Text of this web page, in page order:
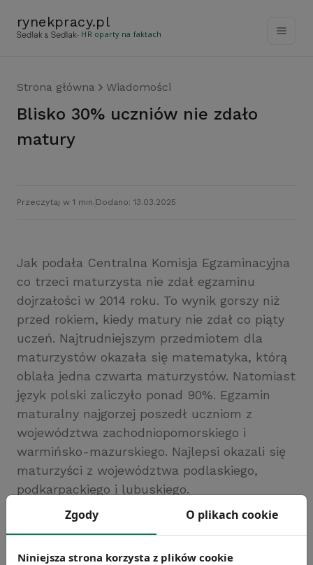
rynekpracy.pl
- HR oparty na faktach
Strona główna Wiadomości
Blisko 30% uczniów nie zdało
matury
Przeczytaj w 1 min. Dodano: 13.03.2025
Jak podała Centralna Komisja Egzaminacyjna
co trzeci maturzysta nie zdał egzaminu
dojrzałości w 2014 roku. To wynik gorszy niż
przed rokiem, kiedy matury nie zdał co piąty
uczeń. Najtrudniejszym przedmiotem dla
maturzystów okazała się matematyka, którą
oblała jedna czwarta maturzystów. Natomiast
język polski zaliczyło ponad 90%. Egzamin
maturalny najgorzej poszedł uczniom z
województwa zachodniopomorskiego i
warmińsko-mazurskiego. Najlepsi okazali się
maturzyści z województwa podlaskiego,
podkarpackiego i lubuskiego.
Chcesz wiedzieć więcej?
Zgody O plikach cookie
Niniejsza strona korzysta z plików cookie